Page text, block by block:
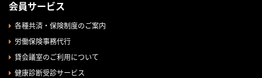
会員サービス
各種共済・保険制度のご案内
労働保険事務代行
貸会議室のご利用について
健康診断受診サービス